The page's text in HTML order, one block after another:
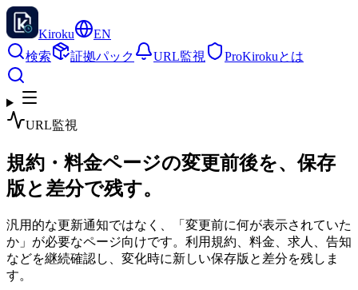
Kiroku
EN
検索
証拠パック URL監視 ProKirokuとは
URL監視
規約・料金ページの変更前後を、保存
版と差分で残す。
汎用的な更新通知ではなく、「変更前に何が表示されていた
か」が必要なページ向けです。利用規約、料金、求人、告知
などを継続確認し、変化時に新しい保存版と差分を残しま
す。